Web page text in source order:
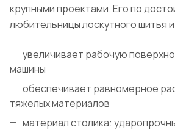
крупными проектами. Его по
любительницы лоскутного шитья и
увеличивает рабочую
машины
обеспечивает равномерное
тяжелых материалов
материал столика: